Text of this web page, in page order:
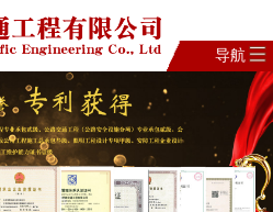
导航